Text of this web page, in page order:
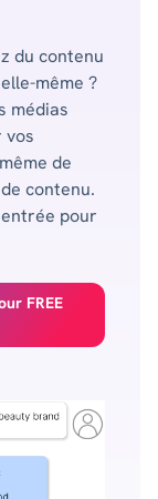
du contenu
même ?
médias
vos
de
contenu.
pour
FREE